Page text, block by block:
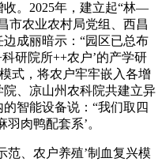
。2025年，建立起“林—
市农业农村局党组、西昌
成丽暗示：“园区已总布
研院所++农户’的产学研
式，将农户牢牢嵌入各增
、凉山州农科院共建立异
智能设备说：“我们取四
肉鸭配套系’。
、农户养殖’制血复兴模